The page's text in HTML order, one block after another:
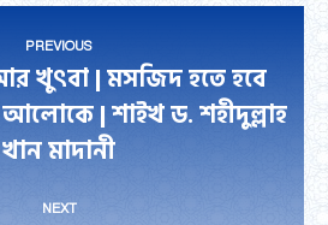
PREVIOUS
Previous
post:
খুৎবা | মসজিদ হতে হবে
আলোকে | শাইখ ড. শহীদুল্লাহ
খান মাদানী
NEXT